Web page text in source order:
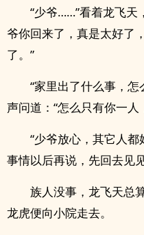
“少爷……”看着龙飞天
爷你回来了，真是太好了
了。”
“家里出了什么事，
声问道：“怎么只有你一人
“少爷放心，其它人都
事情以后再说，先回去见
族人没事，龙飞天总
龙虎便向小院走去。